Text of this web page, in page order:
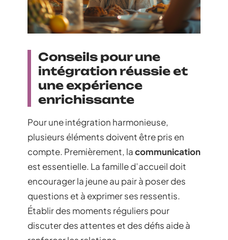
Conseils pour une
intégration réussie et
une expérience
enrichissante
Pour une intégration harmonieuse,
plusieurs éléments doivent être pris en
compte. Premièrement, lacommunication
est essentielle. La famille d’accueil doit
encourager la jeune au pair à poser des
questions et à exprimer ses ressentis.
Établir des moments réguliers pour
discuter des attentes et des défis aide à